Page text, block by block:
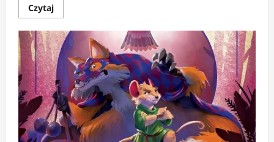
CzytajDowiedz
się
o
RECENZJA:
Mariel
Nieposkromiona
|
Zemsta,
która
zaczyna
się
od
zapomnienia